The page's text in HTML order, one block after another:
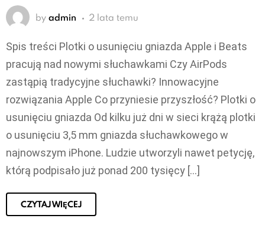
by admin 2 lata temu
Spis treści Plotki o usunięciu gniazda Apple i Beats
pracują nad nowymi słuchawkami Czy AirPods
zastąpią tradycyjne słuchawki? Innowacyjne
rozwiązania Apple Co przyniesie przyszłość? Plotki o
usunięciu gniazda Od kilku już dni w sieci krążą plotki
o usunięciu 3,5 mm gniazda słuchawkowego w
najnowszym iPhone. Ludzie utworzyli nawet petycję,
którą podpisało już ponad 200 tysięcy […]
CZYTAJ WIĘCEJ